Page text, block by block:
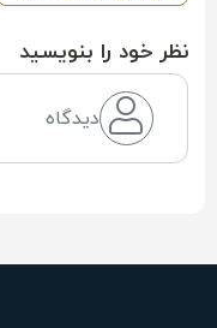
نظر خود را بنویسید
دیدگاه